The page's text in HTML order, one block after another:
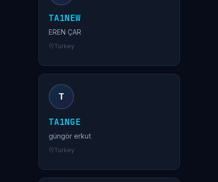
TA1NEW
EREN ÇAR
Turkey
T
TA1NGE
güngör erkut
Turkey